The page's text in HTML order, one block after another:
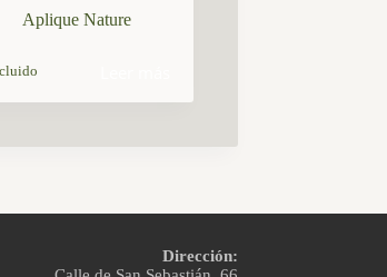
Aplique Nature
Dirección: